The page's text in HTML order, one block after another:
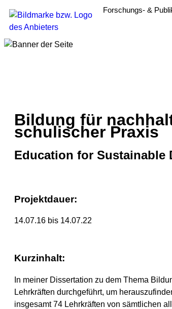
Forschungs- &
Bildung für
schulischer Praxis
Education for Sustainable
Projektdauer:
14.07.16 bis 14.07.22
Kurzinhalt:
In meiner Dissertation zu dem Thema
Lehrkräften durchgeführt, um
insgesamt 74 Lehrkräften von sämtlichen